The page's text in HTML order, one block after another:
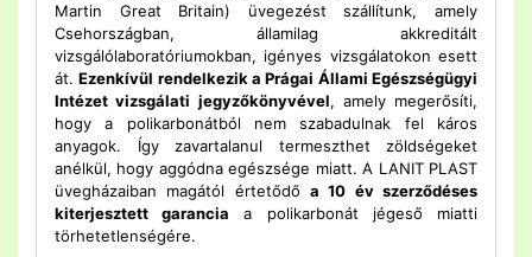
Martin Great Britain) üvegezést szállítunk, amely
Csehországban, államilag akkreditált
vizsgálólaboratóriumokban, igényes vizsgálatokon esett
át.Ezenkívül rendelkezik a Prágai Állami Egészségügyi
Intézet vizsgálati jegyzőkönyvével, amely megerősíti,
hogy a polikarbonátból nem szabadulnak fel káros
anyagok. Így zavartalanul termeszthet zöldségeket
anélkül, hogy aggódna egészsége miatt. A LANIT PLAST
üvegházaiban magától értetődő a 10 év szerződéses
kiterjesztett garancia a polikarbonát jégeső miatti
törhetetlenségére.